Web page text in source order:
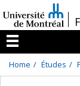
au
contenu
/
Menu
Home Études